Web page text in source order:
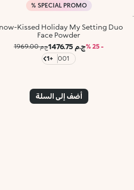
SPECIAL PROMO %
Kissed Holiday My Setting Duo
Face Powder
- 25 % ج.م 1476.75
ج.م 1969.00
001
+1
أضف إلى السلة